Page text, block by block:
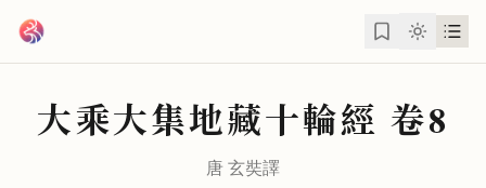
大乘大集地藏十輪經 卷8
唐玄奘譯